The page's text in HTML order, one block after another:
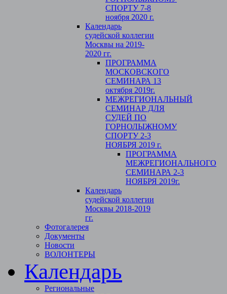
СПОРТУ 7-8
ноября 2020 г.
Календарь
судейской коллегии
Москвы на 2019-
2020 гг.
ПРОГРАММА
МОСКОВСКОГО
СЕМИНАРА 13
октября 2019г.
МЕЖРЕГИОНАЛЬНЫЙ
СЕМИНАР ДЛЯ
СУДЕЙ ПО
ГОРНОЛЫЖНОМУ
СПОРТУ 2-3
НОЯБРЯ 2019 г.
ПРОГРАММА
МЕЖРЕГИОНАЛЬНОГО
СЕМИНАРА 2-3
НОЯБРЯ 2019г.
Календарь
судейской коллегии
Москвы 2018-2019
гг.
Фотогалерея
Документы
Новости
ВОЛОНТЕРЫ
Календарь
Региональные